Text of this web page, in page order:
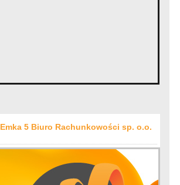
Emka 5 Biuro Rachunkowości sp. o.o.